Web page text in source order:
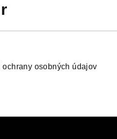
ochrany osobných údajov